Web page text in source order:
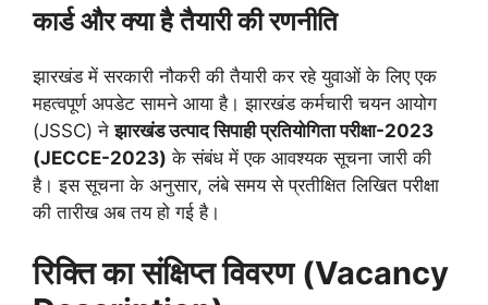
कार्ड और क्या है तैयारी की रणनीति
झारखंड में सरकारी नौकरी की तैयारी कर रहे युवाओं के लिए एक
महत्वपूर्ण अपडेट सामने आया है। झारखंड कर्मचारी चयन आयोग
(JSSC) नेझारखंड उत्पाद सिपाही प्रतियोगिता परीक्षा-2023
(JECCE-2023) के संबंध में एक आवश्यक सूचना जारी की
है। इस सूचना के अनुसार, लंबे समय से प्रतीक्षित लिखित परीक्षा
की तारीख अब तय हो गई है।
रिक्ति का संक्षिप्त विवरण (Vacancy